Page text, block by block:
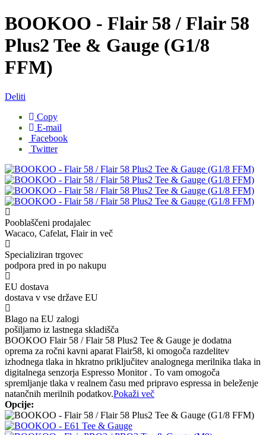
BOOKOO - Flair 58 / Flair 58
Plus2 Tee & Gauge (G1/8
FFM)
Deliti
Copy
E-mail
Facebook
Twitter
Pooblaščeni prodajalec
Wacaco, Cafelat, Flair in več
Specializiran trgovec
podpora pred in po nakupu
EU dostava
dostava v vse države EU
Blago na EU zalogi
pošiljamo iz lastnega skladišča
BOOKOO Flair 58 / Flair 58 Plus2 Tee & Gauge je dodatna
oprema za ročni kavni aparat Flair58, ki omogoča razdelitev
izhodnega tlaka in hkratno priključitev analognega merilnika tlaka in
digitalnega senzorja Espresso Monitor . To vam omogoča
spremljanje tlaka v realnem času med pripravo espressa in beleženje
natančnih merilnih podatkov.Pokaži več
Opcije: